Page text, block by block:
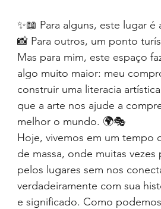
✨📖 Para alguns, este lugar
📸 Para outros, um ponto
Mas para mim, este espaço
algo muito maior: meu
construir uma literacia
que a arte nos ajude a
melhor o mundo. 🌍🎭
Hoje, vivemos em um tempo
de massa, onde muitas vezes
pelos lugares sem nos
verdadeiramente com sua
e significado. Como